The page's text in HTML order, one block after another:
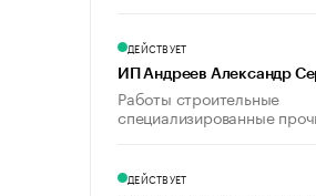
ДЕЙСТВУЕТ
ИП Андреев Александр
Работы строительные
специализированные
ДЕЙСТВУЕТ